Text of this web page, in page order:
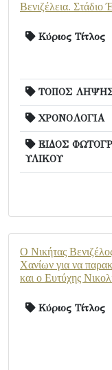
Βενιζέλεια. Στάδιο
Κύριος Τίτλος
ΤΟΠΟΣ ΛΗΨΗΣ
ΧΡΟΝΟΛΟΓΙΑ
ΕΙΔΟΣ
ΥΛΙΚΟΥ
Ο Νικήτας
Χανίων για να
και ο Ευτύχης
Κύριος Τίτλος